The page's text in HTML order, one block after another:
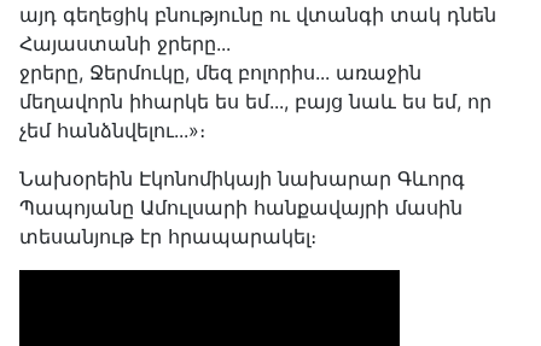
այդ գեղեցիկ բնությունը ու վտանգի տակ դնեն
Հայաստանի ջրերը...
ջրերը, Ջերմուկը, մեզ բոլորիս... առաջին
մեղավորն իհարկե ես եմ..., բայց նաև ես եմ, որ
չեմ հանձնվելու...»։
Նախօրեին Էկոնոմիկայի նախարար Գևորգ
Պապոյանը Ամուլսարի հանքավայրի մասին
տեսանյութ էր հրապարակել։